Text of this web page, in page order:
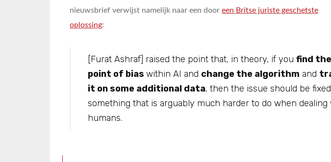
nieuwsbrief verwijst namelijk naar een door een Britse juriste geschetste
oplossing:
[Furat Ashraf] raised the point that, in theory, if you find the
point of bias within AI and change the algorithm and
it on some additional data, then the issue should be
something that is arguably much harder to do when dealing
humans.